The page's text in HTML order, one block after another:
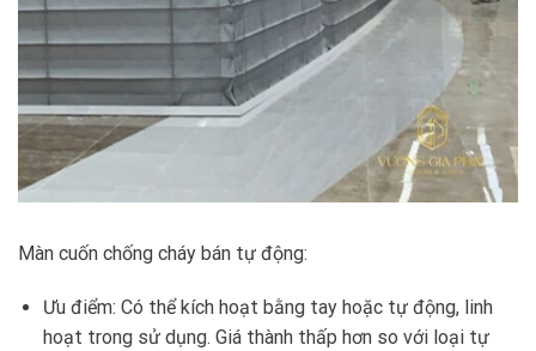
Màn cuốn chống cháy bán tự động:
Ưu điểm: Có thể kích hoạt bằng tay hoặc tự động, linh
hoạt trong sử dụng. Giá thành thấp hơn so với loại tự